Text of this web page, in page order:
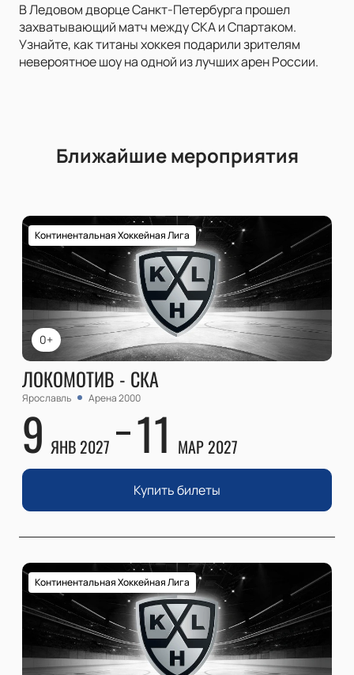
В Ледовом дворце Санкт-Петербурга прошел
захватывающий матч между СКА и Спартаком.
Узнайте, как титаны хоккея подарили зрителям
невероятное шоу на одной из лучших арен России.
Ближайшие мероприятия
0+
Континентальная Хоккейная Лига
ЛОКОМОТИВ - СКА
Ярославль Арена 2000
9 ЯНВ 2027 11 МАР 2027
Купить билеты
Континентальная Хоккейная Лига